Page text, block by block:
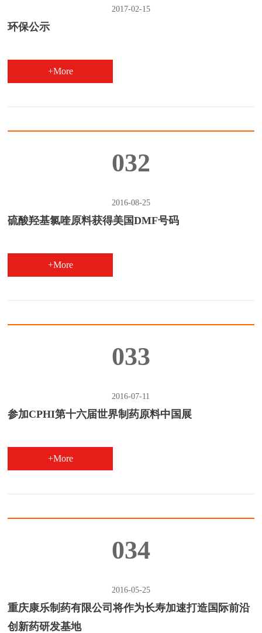
2017-02-15
环保公示
+More
032
2016-08-25
硫酸羟基氯喹原料获得美国DMF号码
+More
033
2016-07-11
参加CPHI第十六届世界制药原料中国展
+More
034
2016-05-25
重庆康乐制药有限公司将作为长寿加速打造国际前沿
创新药研发基地